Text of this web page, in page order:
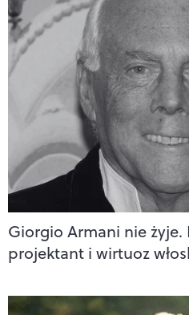
Giorgio Armani nie żyje.
projektant i wirtuoz